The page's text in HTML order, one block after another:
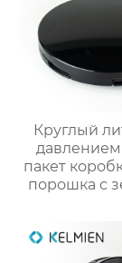
Круглый
давлением
пакет
порошка с